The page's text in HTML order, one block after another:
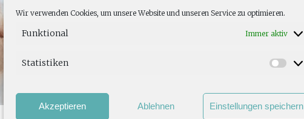
Wir verwenden Cookies, um unsere Website und unseren Service zu optimieren.
Funktional Immer aktiv
Statistiken
Akzeptieren Ablehnen Einstellungen speichern